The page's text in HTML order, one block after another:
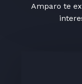
Amparo te